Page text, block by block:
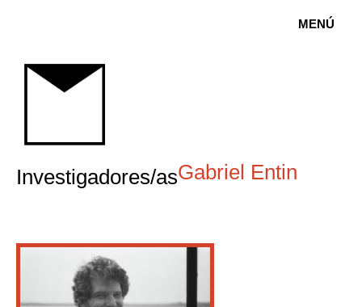
MENÚ
Investigadores/asGabriel Entin